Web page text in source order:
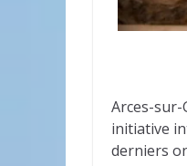
Arces-
initiative
derniers